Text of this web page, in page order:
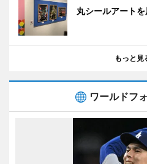
丸シールアート
もっと見
ワールドフ